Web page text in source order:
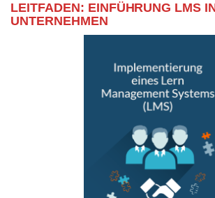
LEITFADEN: EINFÜHRUNG LMS
UNTERNEHMEN